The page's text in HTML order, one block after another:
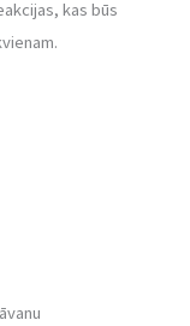
kas būs